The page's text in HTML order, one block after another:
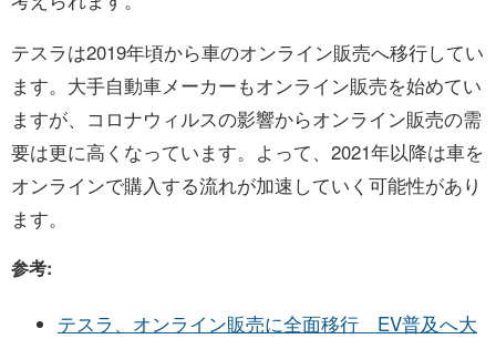
テスラは2019年頃から車のオンライン販売へ移行してい
ます。大手自動車メーカーもオンライン販売を始めてい
ますが、コロナウィルスの影響からオンライン販売の需
要は更に高くなっています。よって、2021年以降は車を
オンラインで購入する流れが加速していく可能性があり
ます。
参考:
テスラ、オンライン販売に全面移行 EV普及へ大